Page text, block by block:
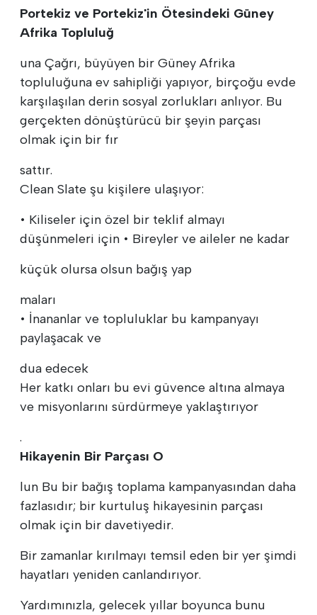
Portekiz ve Portekiz'in Ötesindeki Güney
Afrika Topluluğ
una Çağrı, büyüyen bir Güney Afrika
topluluğuna ev sahipliği yapıyor, birçoğu evde
karşılaşılan derin sosyal zorlukları anlıyor. Bu
gerçekten dönüştürücü bir şeyin parçası
olmak için bir fır
sattır.
Clean Slate şu kişilere ulaşıyor:
• Kiliseler için özel bir teklif almayı
düşünmeleri için • Bireyler ve aileler ne kadar
küçük olursa olsun bağış yap
maları
• İnananlar ve topluluklar bu kampanyayı
paylaşacak ve
dua edecek
Her katkı onları bu evi güvence altına almaya
ve misyonlarını sürdürmeye yaklaştırıyor
.
Hikayenin Bir Parçası O
lun Bu bir bağış toplama kampanyasından daha
fazlasıdır; bir kurtuluş hikayesinin parçası
olmak için bir davetiyedir.
Bir zamanlar kırılmayı temsil eden bir yer şimdi
hayatları yeniden canlandırıyor.
Yardımınızla, gelecek yıllar boyunca bunu